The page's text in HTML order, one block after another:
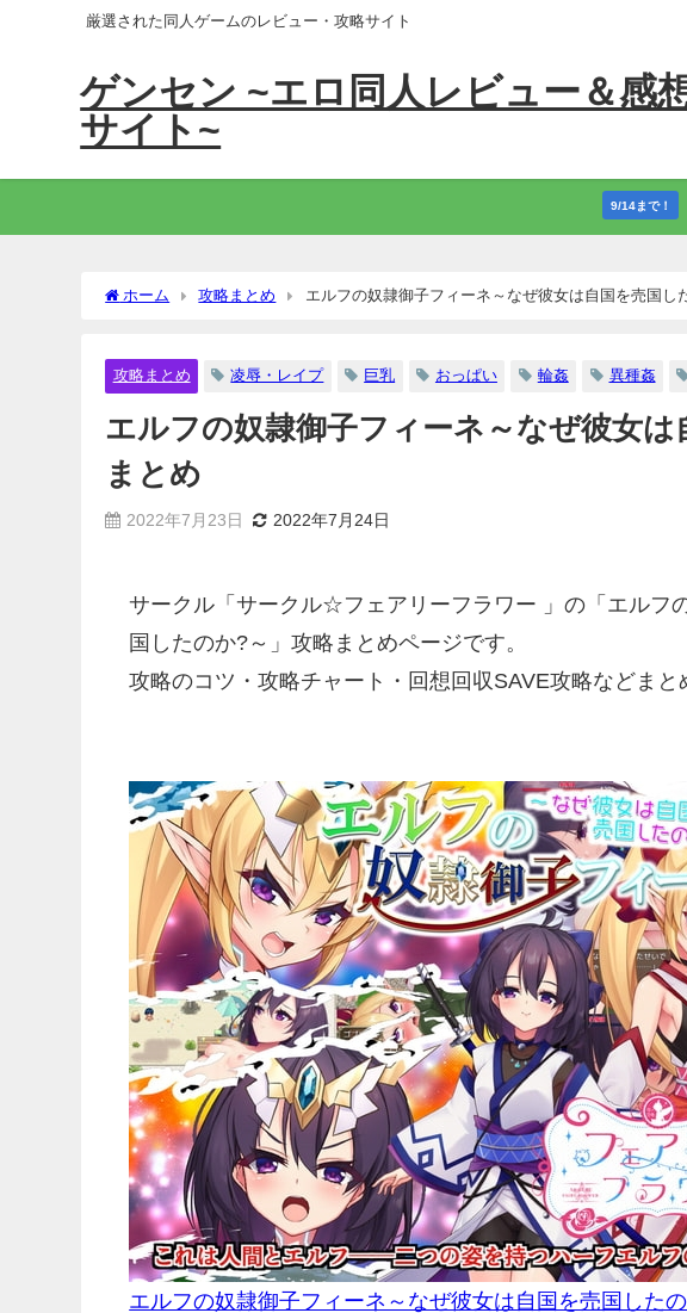
厳選された同人ゲームのレビュー・攻略サイト
ゲンセン ~エロ同人レビュー＆感
サイト~
9/14まで！
ホーム 攻略まとめ エルフの奴隷御子フィーネ～なぜ彼女は自国を売国
攻略まとめ 凌辱・レイプ 巨乳 おっぱい 輪姦 異種姦
エルフの奴隷御子フィーネ～なぜ彼女
まとめ
2022年7月23日 2022年7月24日
サークル「サークル☆フェアリーフラワー 」の「エルフ
国したのか?～」攻略まとめページです。
攻略のコツ・攻略チャート・回想回収SAVE攻略などまと
エルフの奴隷御子フィーネ～なぜ彼女は自国を売国した